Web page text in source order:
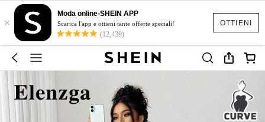
OTTIENI
×
Moda online-SHEIN APP
Scarica l'app e ottieni tante offerte speciali!
(12,439)